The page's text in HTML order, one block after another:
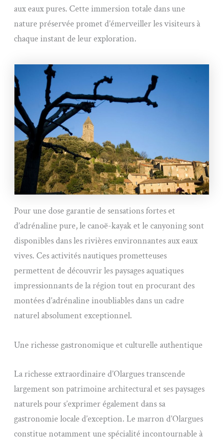
aux eaux pures. Cette immersion totale dans une
nature préservée promet d’émerveiller les visiteurs à
chaque instant de leur exploration.
Pour une dose garantie de sensations fortes et
d’adrénaline pure, le canoë-kayak et le canyoning sont
disponibles dans les rivières environnantes aux eaux
vives. Ces activités nautiques prometteuses
permettent de découvrir les paysages aquatiques
impressionnants de la région tout en procurant des
montées d’adrénaline inoubliables dans un cadre
naturel absolument exceptionnel.
Une richesse gastronomique et culturelle authentique
La richesse extraordinaire d’Olargues transcende
largement son patrimoine architectural et ses paysages
naturels pour s’exprimer également dans sa
gastronomie locale d’exception. Le marron d’Olargues
constitue notamment une spécialité incontournable à